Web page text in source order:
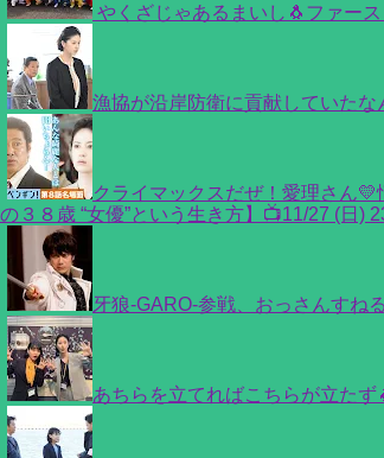
やくざじゃあるまいし🐧ファー
漁協が沿岸防衛に貢献していた
クライマックスだぜ！愛理さん
３８歳 “女優”という生き方】📺11/27 (日)
牙狼-GARO-参戦、おっさんすね
あちらを立てればこちらが立た